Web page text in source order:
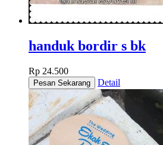
handuk bordir s bk
Rp 24.500
Detail